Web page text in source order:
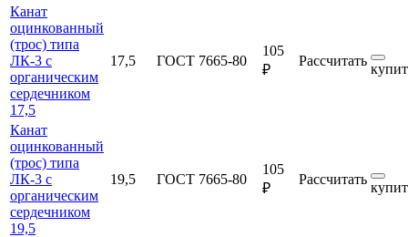
Канат
оцинкованный
(трос) типа
ЛК-3 с
органическим
сердечником
17,5
17,5 ГОСТ 7665-80
105
₽
Рассчитать
Канат
оцинкованный
(трос) типа
ЛК-3 с
органическим
сердечником
19,5
19,5 ГОСТ 7665-80
105
₽
Рассчитать